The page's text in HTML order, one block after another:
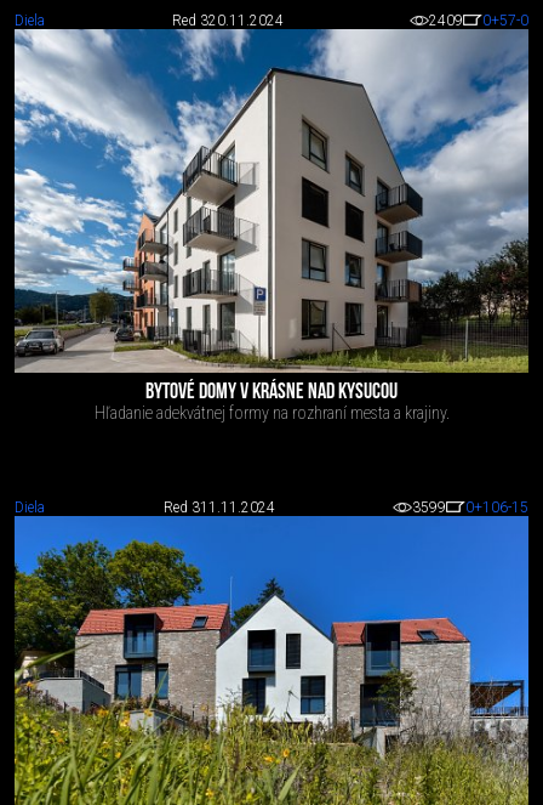
Diela Red 320.11.2024 2409 0+57-0
BYTOVÉ DOMY V KRÁSNE NAD KYSUCOU
Hľadanie adekvátnej formy na rozhraní mesta a krajiny.
Diela Red 311.11.2024 3599 0+106-15